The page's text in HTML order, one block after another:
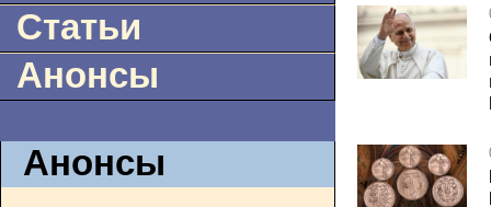
Статьи
Анонсы
Анонсы